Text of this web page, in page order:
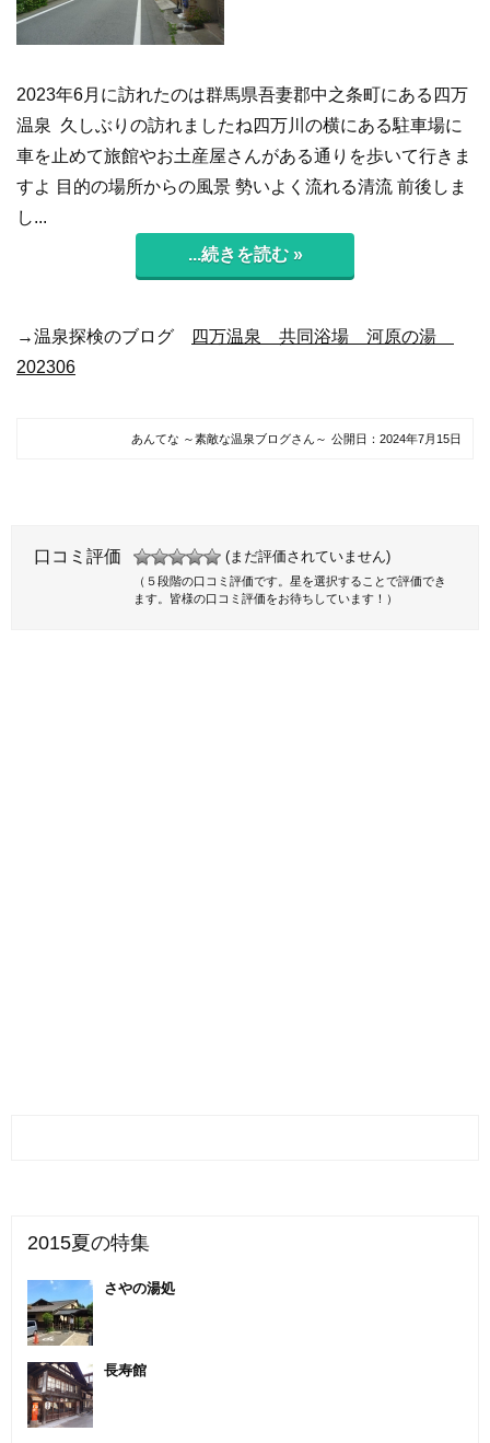
2023年6月に訪れたのは群馬県吾妻郡中之条町にある四万
温泉 久しぶりの訪れましたね四万川の横にある駐車場に
車を止めて旅館やお土産屋さんがある通りを歩いて行きま
すよ 目的の場所からの風景 勢いよく流れる清流 前後しま
し...
...続きを読む »
→温泉探検のブログ
四万温泉 共同浴場 河原の湯
202306
あんてな ～素敵な温泉ブログさん～ 公開日： 2024年7月15日
口コミ評価 (まだ評価されていません)
（５段階の口コミ評価です。星を選択することで評価でき
ます。皆様の口コミ評価をお待ちしています！）
2015夏の特集
さやの湯処
長寿館